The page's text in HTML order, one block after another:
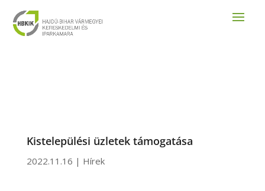
Kistelepülési üzletek támogatása
2022.11.16 | Hírek